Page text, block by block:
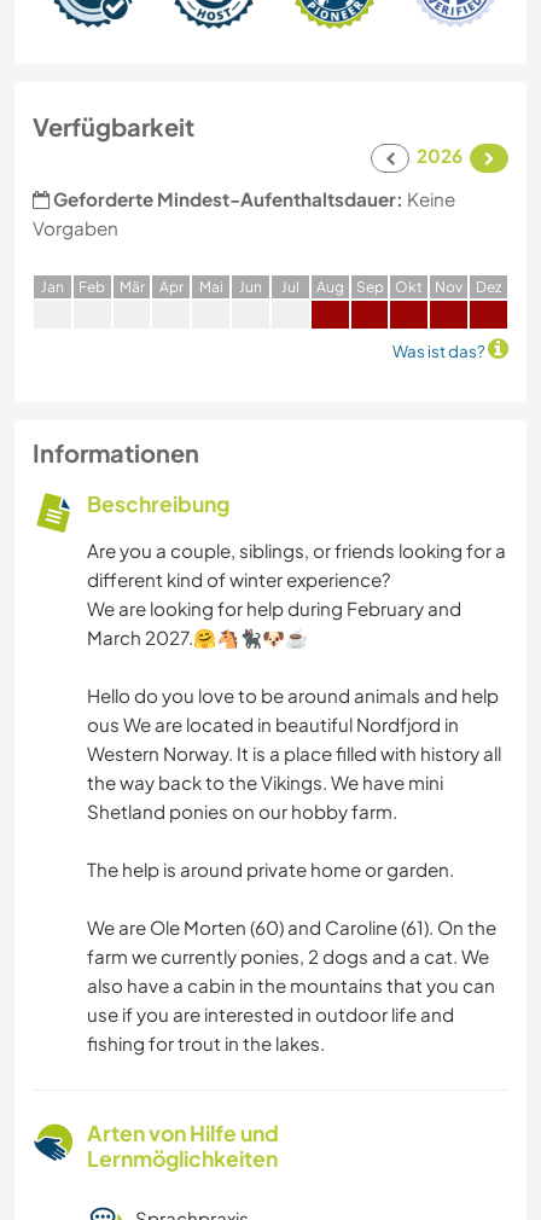
Verfügbarkeit
2026
Geforderte Mindest-Aufenthaltsdauer: Keine
Vorgaben
Jan Feb Mär Apr Mai Jun Jul Aug Sep Okt Nov Dez
Was ist das?
Informationen
Beschreibung
Are you a couple, siblings, or friends looking for a
different kind of winter experience?
We are looking for help during February and
March 2027.🤗🐴🐈‍⬛🐶☕️
Hello do you love to be around animals and help
ous We are located in beautiful Nordfjord in
Western Norway. It is a place filled with history all
the way back to the Vikings. We have mini
Shetland ponies on our hobby farm.
The help is around private home or garden.
We are Ole Morten (60) and Caroline (61). On the
farm we currently ponies, 2 dogs and a cat. We
also have a cabin in the mountains that you can
use if you are interested in outdoor life and
fishing for trout in the lakes.
Arten von Hilfe und
Lernmöglichkeiten